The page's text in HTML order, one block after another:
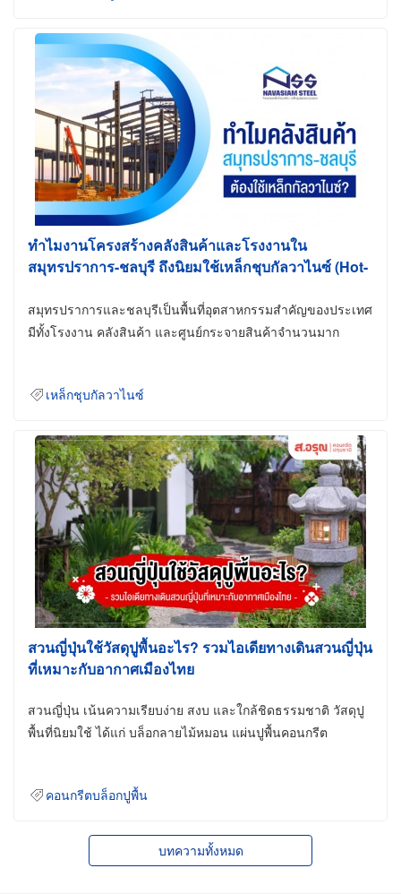
ทำไมงานโครงสร้างคลังสินค้าและโรงงานใน
สมุทรปราการ-ชลบุรี ถึงนิยมใช้เหล็กชุบกัลวาไนซ์ (Hot-
สมุทรปราการและชลบุรีเป็นพื้นที่อุตสาหกรรมสำคัญของประเทศ
มีทั้งโรงงาน คลังสินค้า และศูนย์กระจายสินค้าจำนวนมาก
เหล็กชุบกัลวาไนซ์
สวนญี่ปุ่นใช้วัสดุปูพื้นอะไร? รวมไอเดียทางเดินสวนญี่ปุ่น
ที่เหมาะกับอากาศเมืองไทย
สวนญี่ปุ่น เน้นความเรียบง่าย สงบ และใกล้ชิดธรรมชาติ วัสดุปู
พื้นที่นิยมใช้ ได้แก่ บล็อกลายไม้หมอน แผ่นปูพื้นคอนกรีต
คอนกรีตบล็อกปูพื้น
บทความทั้งหมด